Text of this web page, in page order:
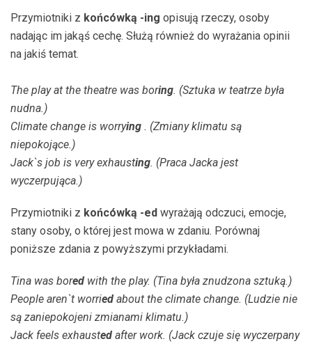
Przymiotniki z końcówką -ing opisują rzeczy, osoby
nadając im jakąś cechę. Służą również do wyrażania opinii
na jakiś temat.
The play at the theatre was boring. (Sztuka w teatrze była
nudna.)
Climate change is worrying . (Zmiany klimatu są
niepokojące.)
Jack`s job is very exhausting. (Praca Jacka jest
wyczerpująca.)
Przymiotniki z końcówką -ed wyrażają odczuci, emocje,
stany osoby, o której jest mowa w zdaniu. Porównaj
poniższe zdania z powyższymi przykładami.
Tina was bored with the play. (Tina była znudzona sztuką.)
People aren`t worried about the climate change. (Ludzie nie
są zaniepokojeni zmianami klimatu.)
Jack feels exhausted after work. (Jack czuje się wyczerpany